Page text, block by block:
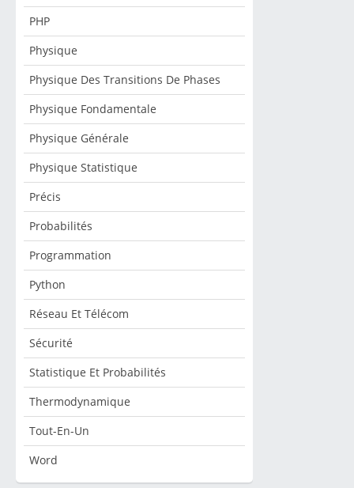
PHP
Physique
Physique Des Transitions De Phases
Physique Fondamentale
Physique Générale
Physique Statistique
Précis
Probabilités
Programmation
Python
Réseau Et Télécom
Sécurité
Statistique Et Probabilités
Thermodynamique
Tout-En-Un
Word